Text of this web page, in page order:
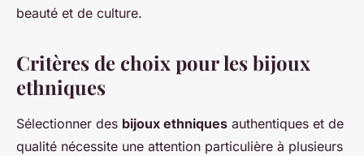
beauté et de culture.
Critères de choix pour les bijoux
ethniques
Sélectionner des bijoux ethniques authentiques et de
qualité nécessite une attention particulière à plusieurs